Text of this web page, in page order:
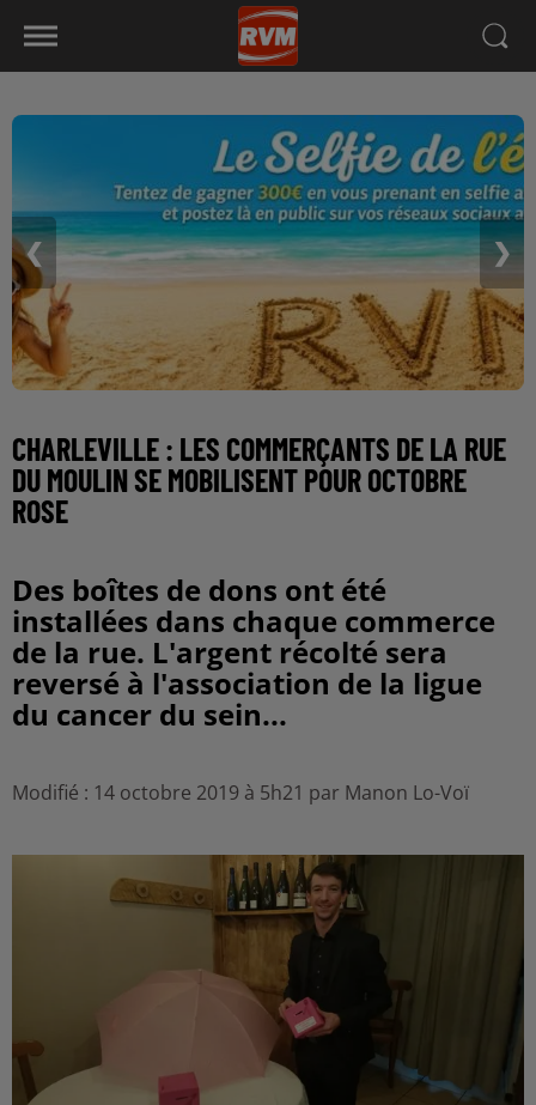
❮ ❯
CHARLEVILLE : LES COMMERÇANTS DE LA RUE
DU MOULIN SE MOBILISENT POUR OCTOBRE
ROSE
Des boîtes de dons ont été
installées dans chaque commerce
de la rue. L'argent récolté sera
reversé à l'association de la ligue
du cancer du sein...
Modifié : 14 octobre 2019 à 5h21 par Manon Lo-Voï